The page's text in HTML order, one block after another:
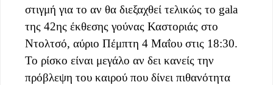
στιγμή για το αν θα διεξαχθεί τελικώς το gala
της 42ης έκθεσης γούνας Καστοριάς στο
Ντολτσό, αύριο Πέμπτη 4 Μαΐου στις 18:30.
Το ρίσκο είναι μεγάλο αν δει κανείς την
πρόβλεψη του καιρού που δίνει πιθανότητα